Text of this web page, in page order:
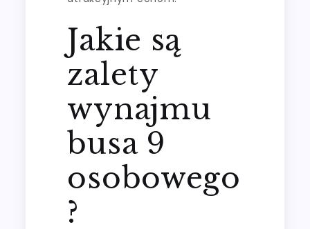
Jakie są
zalety
wynajmu
busa 9
osobowego
?